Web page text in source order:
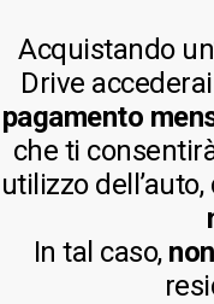
Acquistando
Drive
pagamento
che ti
utilizzo
In tal caso,